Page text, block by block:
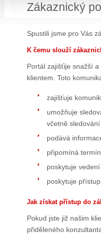
Zákaznický
Spustili jsme pro Vás
K čemu slouží
Portál zajišťije snažší
klientem. Toto
zajišťuje
umožňuje
včetně
podává
připomíná
poskytuje
poskytuje
Jak získat přístup do
Pokud jste již našim
přiděleného